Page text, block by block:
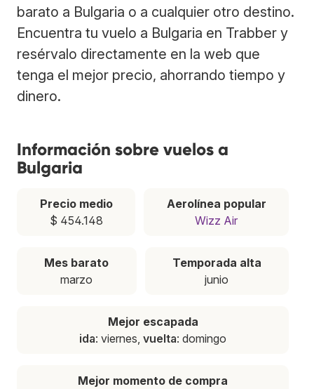
barato a Bulgaria o a cualquier otro destino.
Encuentra tu vuelo a Bulgaria en Trabber y
resérvalo directamente en la web que
tenga el mejor precio, ahorrando tiempo y
dinero.
Información sobre vuelos a
Bulgaria
Precio medio
$ 454.148
Aerolínea popular
Wizz Air
Mes barato
marzo
Temporada alta
junio
Mejor escapada
ida: viernes, vuelta: domingo
Mejor momento de compra